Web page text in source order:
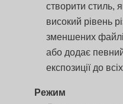
створити стиль,
високий рівень
зменшених
або додає
експозиції до
Режим